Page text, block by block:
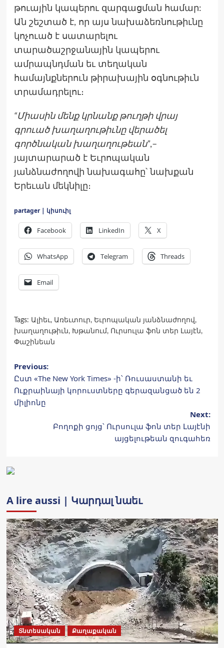
թուային կապերու զարգացման համար:
Ան շեշտած է, որ այս նախաձեռնութիւնը
կոչուած է սատարելու
տարածաշրջանային կապերու
ամրապնդման եւ տեղական
համայնքներուն թիրախային օգնութիւն
տրամադրելու։
“Միասին մենք կրնանք թուղթի վրայ
գրուած խաղաղութիւնը վերածել
գործնական խաղաղութեան”,–
յայտարարած է Եւրոպական
յանձնաժողովի նախագահը՝ նախքան
Երեւան մեկնիլը։
partager | կիսուիլ
Facebook LinkedIn X
WhatsApp Telegram Threads
Email
Tags: Ալիեւ, Առեւտուր, Եւրոպական յանձնաժողով ,
խաղաղութիւն, Խթանում , Ուրսուլա ֆոն տեր Լայէն,
Փաշինեան
Post
navigation
Previous:
Ըստ «The New York Times» -ի՝ Ռուսաստանի եւ
Ուքրաինայի կորուստները գերազանցած են 2
միլիոնը
Next:
Բողոքի ցոյց՝ Ուրսուլա ֆոն տեր Լայէնի
այցելութեան զուգահեռ
A lire aussi | Կարդալ նաեւ
Տնտեսական Քաղաքական